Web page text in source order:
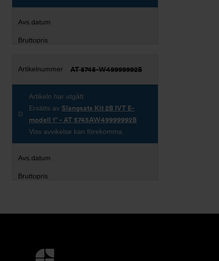
AT 5745-W49999992B
Artikeln har utgått
Ersätts av Slangsats Kit 2B IVT E-
modell 1” - AT 5745AW49999992B
Viss avvikelse kan förekomma
Ytterligare